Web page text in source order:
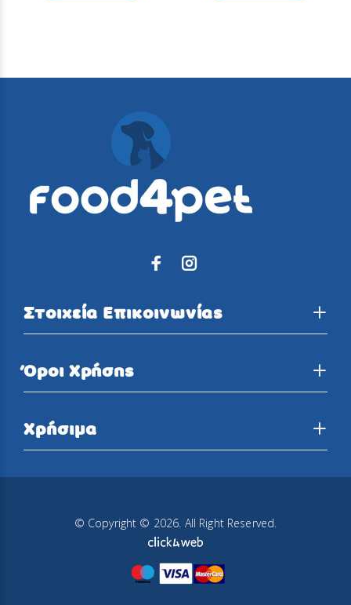
Στοιχεία Επικοινωνίας
Όροι Χρήσης
Χρήσιμα
© Copyright © 2026. All Right Reserved.